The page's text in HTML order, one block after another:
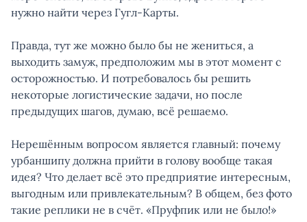
нужно найти через Гугл-Карты.
Правда, тут же можно было бы не жениться, а
выходить замуж, предположим мы в этот момент с
осторожностью. И потребовалось бы решить
некоторые логистические задачи, но после
предыдущих шагов, думаю, всё решаемо.
Нерешённым вопросом является главный: почему
урбаншипу должна прийти в голову вообще такая
идея? Что делает всё это предприятие интересным,
выгодным или привлекательным? В общем, без фото
такие реплики не в счёт. «Пруфпик или не было!»